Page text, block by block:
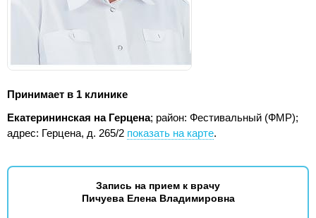
Принимает в 1 клинике
Екатерининская на Герцена; район: Фестивальный (ФМР);
адрес: Герцена, д. 265/2 показать на карте.
Запись на прием к врачу
Пичуева Елена Владимировна